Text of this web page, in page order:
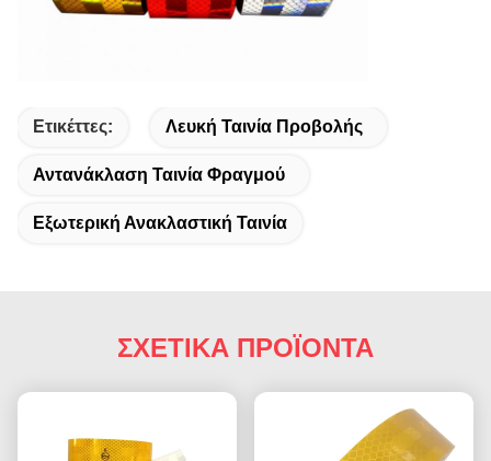
Ετικέττες: Λευκή Ταινία Προβολής
Αντανάκλαση Ταινία Φραγμού
Εξωτερική Ανακλαστική Ταινία
ΣΧΕΤΙΚΑ ΠΡΟΪΟΝΤΑ